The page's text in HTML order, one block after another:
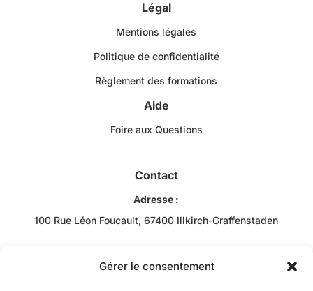
Gérer le consentement
Légal
Mentions légales
Politique de confidentialité
Règlement des formations
Aide
Foire aux Questions
Contact
Adresse :
100 Rue Léon Foucault, 67400 Illkirch-Graffenstaden